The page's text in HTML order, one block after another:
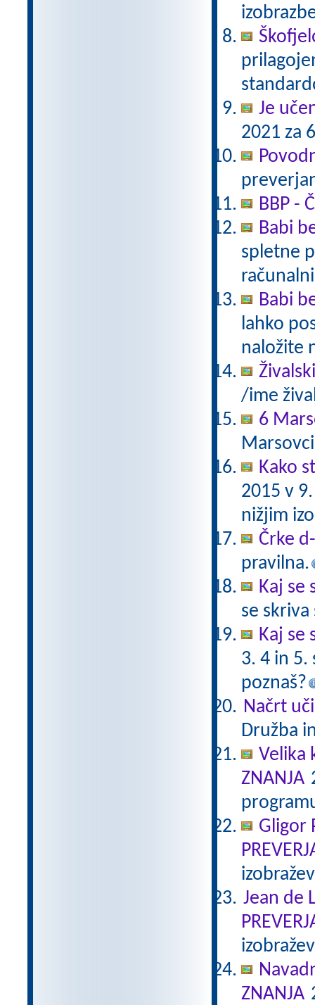
Je
2021 za
BBP -
Babi
spletne
Babi
lahko
naložite
/ime
6
Kako
2015 v
nižjim
Črke
pravilna.
Kaj se
se
Kaj se
3. 4 in 5.
poznaš?
Načrt
Družba
Velika
ZNANJA
Gligor
Jean de
ZNANJA